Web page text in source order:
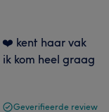
❤️ kent haar vak
kom heel graag
Geverifieerde review